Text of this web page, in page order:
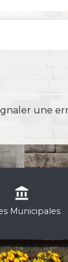
une
account_balance
Municipales